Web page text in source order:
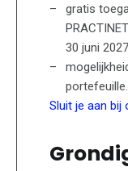
gratis
30 juni
portefeuille.
Sluit je aan bij